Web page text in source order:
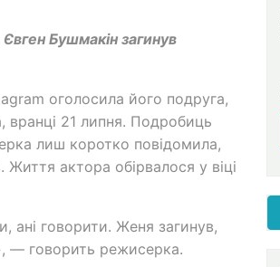
Бушмакін загинув
оголосила його подруга,
21 липня. Подробиць
лиш коротко повідомила,
актора обірвалося у віці
ані говорити. Женя загинув,
— говорить режисерка.